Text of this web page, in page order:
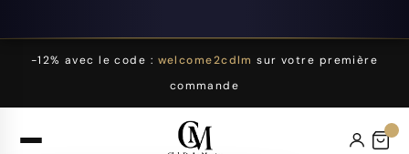
-12% avec le code : welcome2cdlm sur votre première
commande